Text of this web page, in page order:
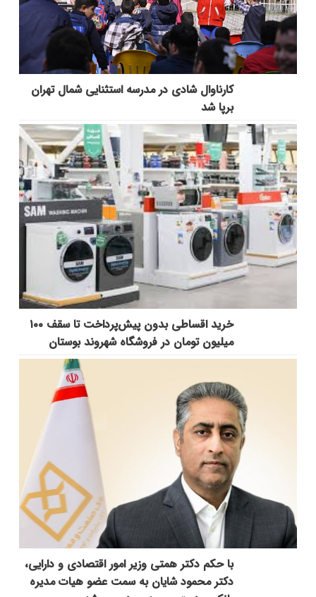
کارناوال شادی در مدرسه استثنایی شمال تهران
برپا شد
خرید اقساطی بدون پیش‌پرداخت تا سقف ۱۰۰
میلیون تومان در فروشگاه شهروند بوستان
با حکم دکتر همتی وزیر امور اقتصادی و دارایی،
دکتر محمود شایان به سمت عضو هیات مدیره